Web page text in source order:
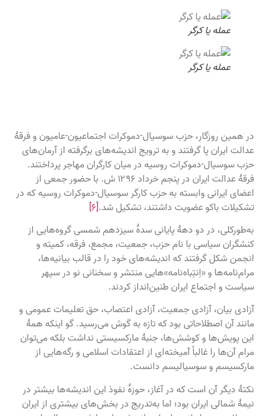
عمله یا کرگر
عمله یا کرگر
در همین روزگار، حزب سوسیال-‌دموکرات اجتماعیون-عامیون و فرقهٔ
عدالت ایران پا گرفتند و به ترویج اندیشه‌های برگرفته از آرمان‌های
حزب سوسیال-‌دموکرات روسیه در میان کارگران مهاجر پرداختند.
فرقهٔ عدالت ایران در پنجم خرداد ۱۲۹۶ ش. با حضور جمعی از
اعضای ایرانی وابسته به حزب کارگر سوسیال-دموکرات روسیه که در
تشکیلات باکو عضویت داشتند، تشکیل شد.[۶]
به‌طورکلی، در دو دههٔ پایانی سدهٔ سیزدهم شمسی گروه‌هایی از
کنشگران سیاسی با نام حزب، جمعیت، مجمع، فرقه، کمیته و
انجمن شکل گرفتند که اندیشه‌های خود را در قالب بیانیه‌ها،
مرام‌نامه‌ها و «اِنتِباه‌نامه»‌هایی منتشر و سخنانی نو در سپهر
سیاست و اجتماع ایران طنین‌انداز کردند.
آزادی بیان، آزادی جمعیت، آزادی اعتصاب، حق تعلیمات عمومی و
مانند آن اصطلاحاتی بود که تازه به گوش می‌رسید. گو اینکه همهٔ
این پویش‌ها و کوشش‌ها، جنبهٔ مارکسیستی نداشت بلکه می‌توان
مرام آن‌ها را غالباً آمیخته‌ای از اعتقادات اسلامی و رگه‌هایی از
مارکسیسم و سوسیالیسم دانست.
نکتهٔ دیگر آن است که در آغاز، حوزهٔ نفوذ این اندیشه‌ها بیشتر در
نیمهٔ شمالی ایران بود؛ اما به‌تدریج در بخش‌های بیشتری از ایران